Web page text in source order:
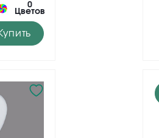
0
Цветов